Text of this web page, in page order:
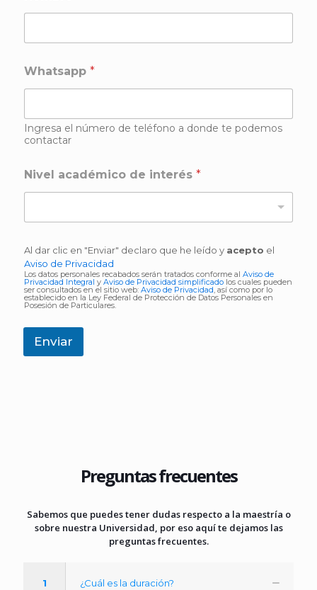
Whatsapp *
Ingresa el número de teléfono a donde te podemos
contactar
Nivel académico de interés *
Al dar clic en "Enviar" declaro que he leído y acepto el
Aviso de Privacidad
Los datos personales recabados serán tratados conforme al Aviso de
Privacidad Integral y Aviso de Privacidad simplificado los cuales pueden
ser consultados en el sitio web: Aviso de Privacidad, así como por lo
establecido en la Ley Federal de Protección de Datos Personales en
Posesión de Particulares.
Enviar
Preguntas frecuentes
Sabemos que puedes tener dudas respecto a la maestría o
sobre nuestra Universidad, por eso aquí te dejamos las
preguntas frecuentes.
1 ¿Cuál es la duración?